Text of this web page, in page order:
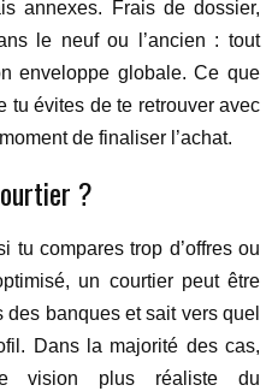
annexes. Frais de dossier,
le neuf ou l’ancien : tout
enveloppe globale. Ce que
tu évites de te retrouver avec
de finaliser l’achat.
?
tu compares trop d’offres ou
un courtier peut être
banques et sait vers quel
Dans la majorité des cas,
vision plus réaliste du